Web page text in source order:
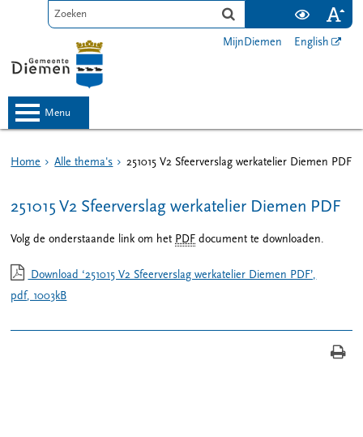
MijnDiemen English
menu
Home Alle thema's 251015 V2 Sfeerverslag werkatelier Diemen PDF
251015 V2 Sfeerverslag werkatelier Diemen PDF
Volg de onderstaande link om hetPDF document te downloaden.
Download ‘251015 V2 Sfeerverslag werkatelier Diemen PDF’,
pdf, 1003kB